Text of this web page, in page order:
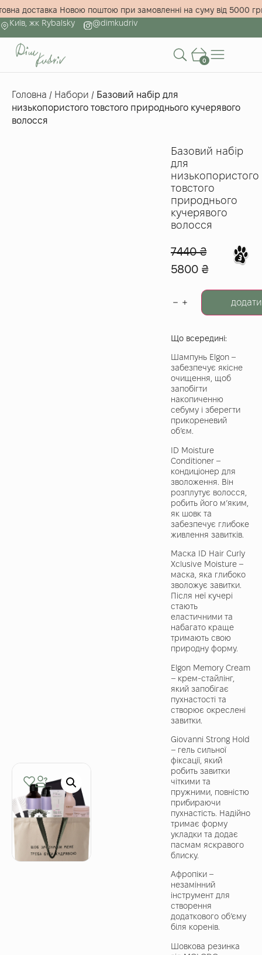
доставка Новою поштою при замовленні на суму від
Київ, жк Rybalsky
@dimkudriv
0
Головна / Набори / Базовий набір для
низькопористого товстого природнього кучерявого
волосся
Базовий набір
для
низькопористого
товстого
природнього
кучерявого
волосся
7440₴
5800 ₴
Що всередині:
Шампунь Elgon –
забезпечує якісне
очищення, щоб
запобігти
накопиченню
себуму і зберегти
прикореневий
об’єм.
ID Moisture
Conditioner –
кондиціонер для
зволоження. Він
розплутує волосся,
робить його м’яким,
як шовк та
забезпечує глибоке
живлення завитків.
Маска ID Hair Curly
Xclusive Moisture –
маска, яка глибоко
зволожує завитки.
Після неї кучері
стають
еластичними та
набагато краще
тримають свою
природну форму.
Elgon Memory Cream
– крем-стайлінг,
який запобігає
пухнастості та
створює окреслені
завитки.
Giovanni Strong Hold
– гель сильної
фіксації, який
робить завитки
чіткими та
пружними, повністю
прибираючи
пухнастість. Надійно
тримає форму
укладки та додає
пасмам яскравого
блиску.
Афропіки –
незамінний
інструмент для
створення
додаткового об’єму
біля коренів.
Шовкова резинка